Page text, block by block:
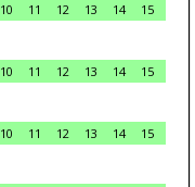
10 11 12 13 14
15
10 11 12 13 14
15
10 11 12 13 14
15